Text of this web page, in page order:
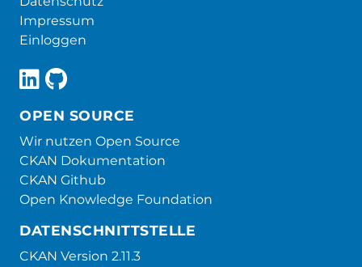
Impressum
Einloggen
OPEN SOURCE
Wir nutzen Open Source
CKAN Dokumentation
CKAN Github
Open Knowledge Foundation
DATENSCHNITTSTELLE
CKAN Version 2.11.3